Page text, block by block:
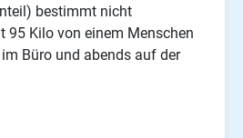
bestimmt nicht
95 Kilo von einem Menschen
Büro und abends auf der